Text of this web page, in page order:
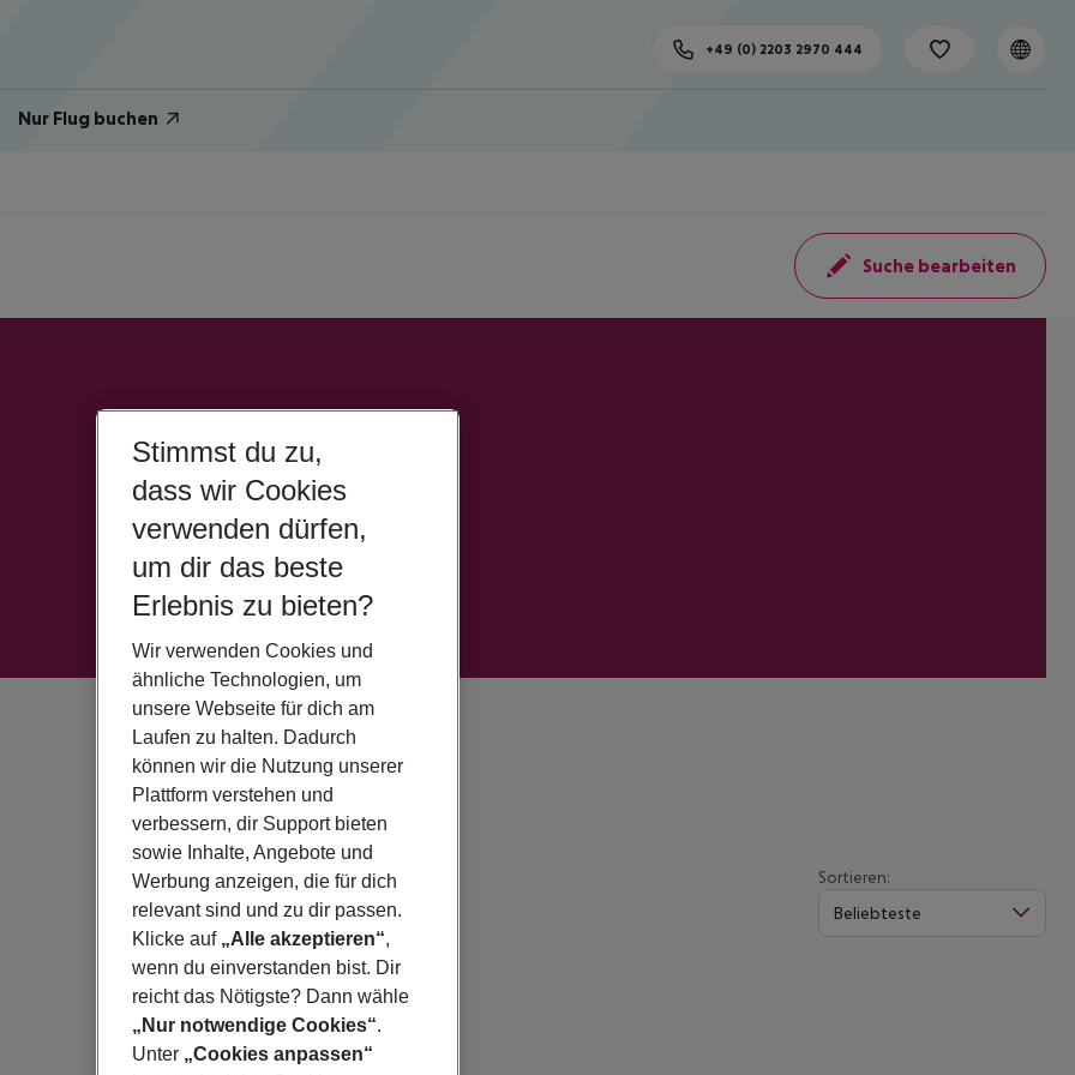
Nur Flug buchen
+49 (0) 2203 2970 444
Suche bearbeiten
Sortieren:
Beliebteste
Stimmst du zu,
dass wir Cookies
verwenden dürfen,
um dir das beste
Erlebnis zu bieten?
Wir verwenden Cookies und
ähnliche Technologien, um
unsere Webseite für dich am
Laufen zu halten. Dadurch
können wir die Nutzung unserer
Plattform verstehen und
verbessern, dir Support bieten
sowie Inhalte, Angebote und
Werbung anzeigen, die für dich
relevant sind und zu dir passen.
Klicke auf „Alle akzeptieren“,
wenn du einverstanden bist. Dir
reicht das Nötigste? Dann wähle
„Nur notwendige Cookies“.
Unter „Cookies anpassen“